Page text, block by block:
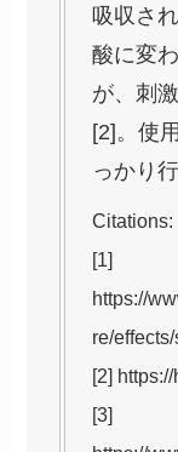
吸収さ
酸に変
が、刺
[2]。使
っかり
Citations:
[1]
https://
re/
[2]
[3]